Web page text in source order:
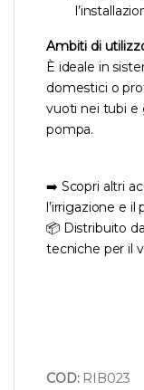
Ambiti di
È ideale in
domestici o
vuoti nei tubi e
pompa.
➡️ Scopri altri
l’irrigazione e
📦 Distribuito da
tecniche per il
COD: RIB023